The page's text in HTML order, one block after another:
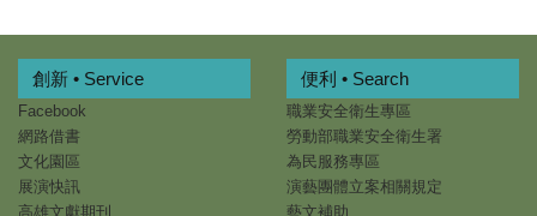
創新 • Service
Facebook
網路借書
文化園區
展演快訊
高雄文獻期刊
便利 • Search
職業安全衛生專區
勞動部職業安全衛生署
為民服務專區
演藝團體立案相關規定
藝文補助